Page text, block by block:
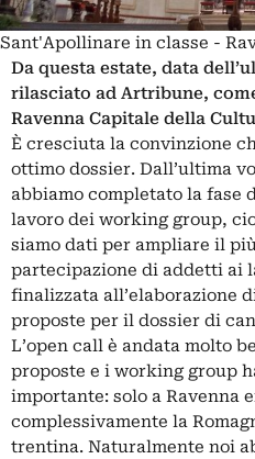
Sant'Apollinare in classe -
Da questa estate, data
rilasciato ad Artribune,
Ravenna Capitale della
È cresciuta la convinzione
ottimo dossier. Dall’ultima
abbiamo completato la fase
lavoro dei working group,
siamo dati per ampliare il
partecipazione di addetti ai
finalizzata all’elaborazione
proposte per il dossier di
L’open call è andata molto
proposte e i working group
importante: solo a Ravenna
complessivamente la
trentina. Naturalmente noi